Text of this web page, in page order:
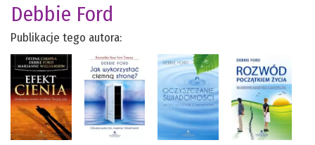
Debbie Ford
Publikacje tego autora: